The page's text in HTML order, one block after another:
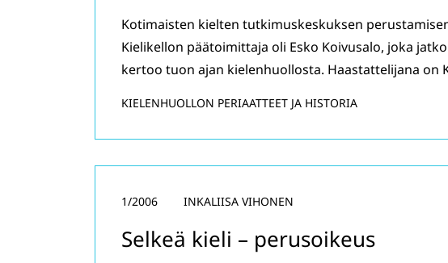
Kotimaisten kielten tutkimuskeskuksen
Kielikellon päätoimittaja oli Esko Koivusalo, joka
kertoo tuon ajan kielenhuollosta. Haastattelijana on
KIELENHUOLLON PERIAATTEET JA HISTORIA
Selkeä kieli – perusoikeus
1/2006 INKALIISA VIHONEN